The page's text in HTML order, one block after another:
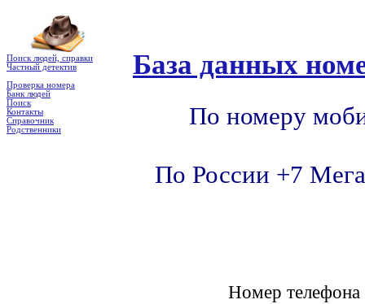
Поиск людей, справки
Частный детектив
Проверка номера
Банк людей
Поиск
Контакты
Справочник
Родственники
База данных
По номеру
По России +7
Номер